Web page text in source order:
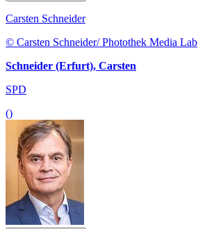
Carsten Schneider
© Carsten Schneider/ Photothek Media Lab
Schneider (Erfurt), Carsten
SPD
()